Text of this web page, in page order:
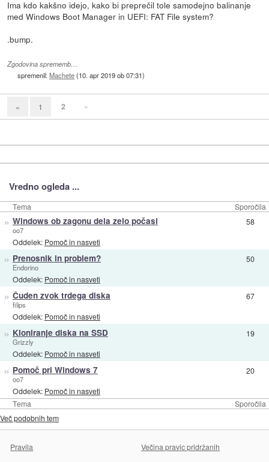
Ima kdo kakšno idejo, kako bi preprečil tole samodejno balinanje
med Windows Boot Manager in UEFI: FAT File system?
.bump.
Zgodovina sprememb…
spremenil:Machete(10. apr 2019 ob 07:31)
« 1 2 »
Vredno ogleda ...
Tema Sporočila
Tema Sporočila
» Windows ob zagonu dela zelo počasi
oo7
Oddelek: Pomoč in nasveti
58
» Prenosnik in problem?
Endorino
Oddelek: Pomoč in nasveti
50
» Čuden zvok trdega diska
filips
Oddelek: Pomoč in nasveti
67
» Kloniranje diska na SSD
Grizzly
Oddelek: Pomoč in nasveti
19
» Pomoč pri Windows 7
oo7
Oddelek: Pomoč in nasveti
20
Več podobnih tem
Pravila
Večina pravic pridržanih